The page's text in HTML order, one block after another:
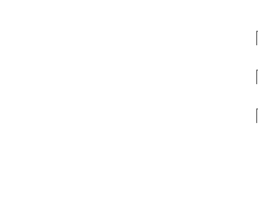
「弥彦
「え
「弥彦くん